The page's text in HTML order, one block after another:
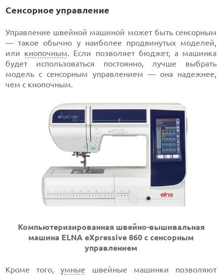
Сенсорное управление
Управление швейной машиной может быть сенсорным
— такое обычно у наиболее продвинутых моделей,
или кнопочным . Если позволяет бюджет, а машинка
будет использоваться постоянно, лучше выбрать
модель с сенсорным управлением — она надежнее,
чем с кнопочным.
Компьютеризированная швейно-вышивальная
машина ELNA eXpressive 860 с сенсорным
управлением
Кроме того,умные швейные машинки позволяют